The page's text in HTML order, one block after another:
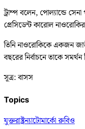
ট্রাম্প বলেন, পোল্যান্ডে সেনা
প্রেসিডেন্ট কারোল
তিনি নাওরোকিকে একজন
বছরের নির্বাচনে তাকে সমর্থন
সূত্র: বাসস
Topics
যুক্তরাষ্ট্রন্যাটোমার্কো রুবিও